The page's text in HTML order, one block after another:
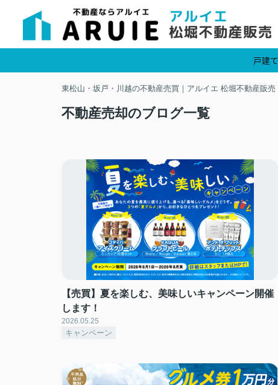
戸建て
東松山・坂戸・川越の不動産売買｜アルイエ 松堀不動産販売
不動産売却のブログ一覧
【売買】夏を楽しむ、美味しいキャンペーン開催
します！
2026.05.25
キャンペーン